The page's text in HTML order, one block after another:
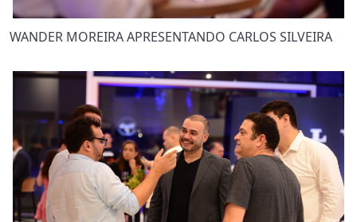
WANDER MOREIRA APRESENTANDO CARLOS SILVEIRA